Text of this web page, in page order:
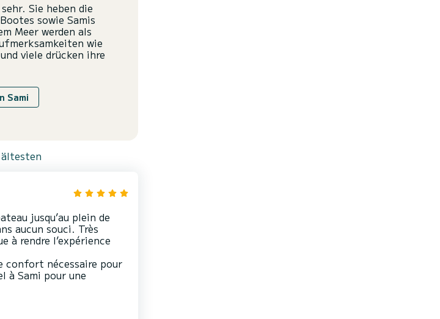
Sie heben die
sowie Samis
Meer werden als
wie
viele drücken ihre
Sami
jusqu’au plein de
aucun souci. Très
rendre l’expérience
confort nécessaire pour
à Sami pour une